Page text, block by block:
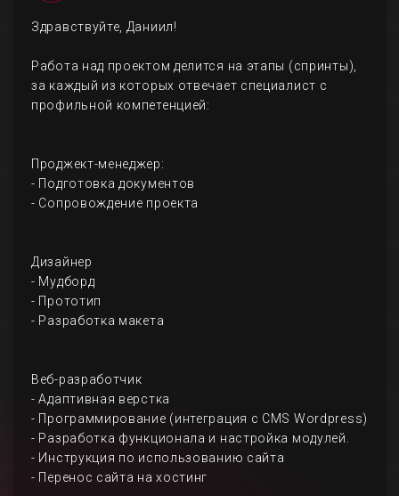
Здравствуйте, Даниил!
Работа над проектом делится на этапы (спринты),
за каждый из которых отвечает специалист с
профильной компетенцией:
Проджект-менеджер:
- Подготовка документов
- Сопровождение проекта
Дизайнер
- Мудборд
- Прототип
- Разработка макета
Веб-разработчик
- Адаптивная верстка
- Программирование (интеграция с CMS Wordpress)
- Разработка функционала и настройка модулей.
- Инструкция по использованию сайта
- Перенос сайта на хостинг